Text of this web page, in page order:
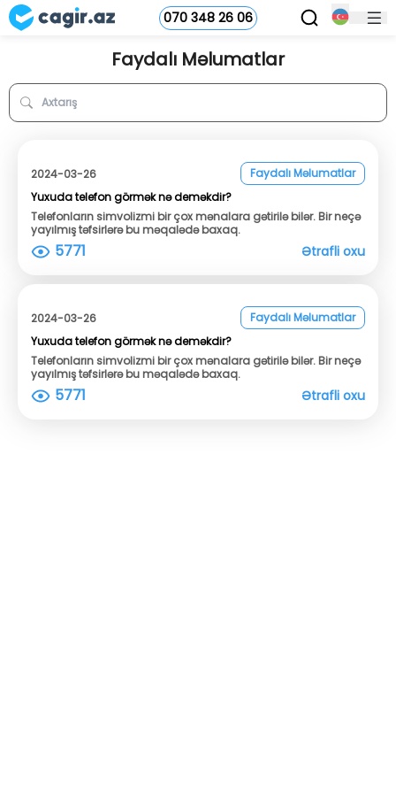
070 348 26 06
Faydalı Məlumatlar
2024-03-26
Faydalı Məlumatlar
Yuxuda telefon görmək nə deməkdir?
Telefonların simvolizmi bir çox mənalara gətirilə bilər. Bir neçə
yayılmış təfsirlərə bu məqalədə baxaq.
5771 Ətrafli oxu
2024-03-26
Faydalı Məlumatlar
Yuxuda telefon görmək nə deməkdir?
Telefonların simvolizmi bir çox mənalara gətirilə bilər. Bir neçə
yayılmış təfsirlərə bu məqalədə baxaq.
5771 Ətrafli oxu